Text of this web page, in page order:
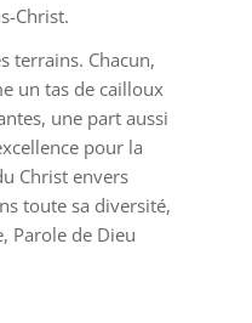
Christ.
terrains. Chacun,
un tas de cailloux
une part aussi
pour la
Christ envers
toute sa diversité,
Parole de Dieu